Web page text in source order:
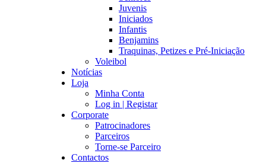
Juvenis
Iniciados
Infantis
Benjamins
Traquinas, Petizes e Pré-Iniciação
Voleibol
Notícias
Loja
Minha Conta
Log in | Registar
Corporate
Patrocinadores
Parceiros
Torne-se Parceiro
Contactos